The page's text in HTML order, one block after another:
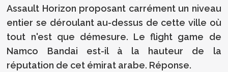
Assault Horizon proposant carrément un niveau
entier se déroulant au-dessus de cette ville où
tout n'est que démesure. Le flight game de
Namco Bandai est-il à la hauteur de la
réputation de cet émirat arabe. Réponse.